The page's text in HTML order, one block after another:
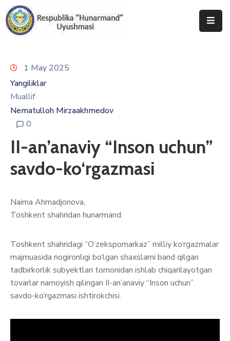
Uyushma
Haqida
Tadbirlar
Milliy
Katalog
Matbuot
1 May 2025
Yangiliklar
Muallif
Nematulloh Mirzaakhmedov
0
II-an’anaviy “Inson uchun”
savdo-ko‘rgazmasi
Naima Ahmadjonova,
Toshkent shahridan hunarmand.
Toshkent shahridagi “O‘zekspomarkaz” milliy ko‘rgazmalar
majmuasida nogironligi bo‘lgan shaxslarni band qilgan
tadbirkorlik subyektlari tomonidan ishlab chiqarilayotgan
tovarlar namoyish qilingan II-an’anaviy “Inson uchun”
savdo-ko‘rgazmasi ishtirokchisi.